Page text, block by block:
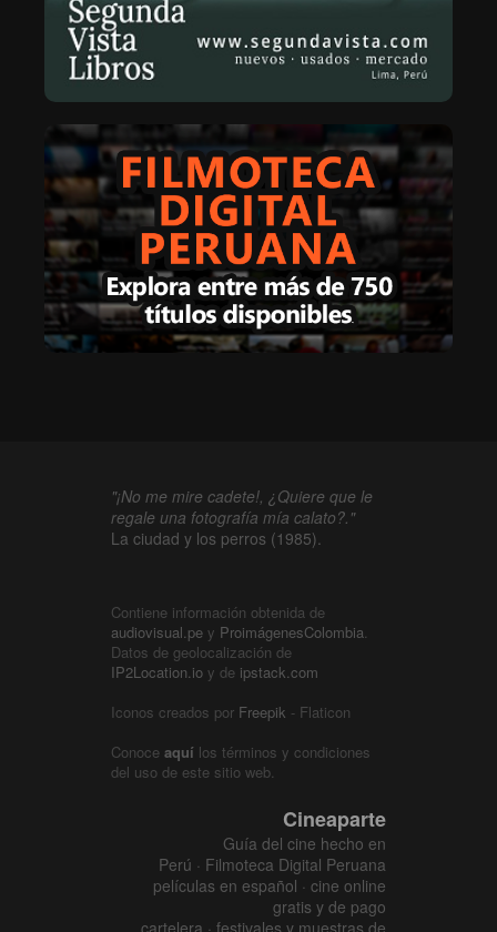
"¡No me mire cadete!, ¿Quiere que le
regale una fotografía mía calato?."
La ciudad y los perros (1985).
Contiene información obtenida de
audiovisual.pe y ProimágenesColombia.
Datos de geolocalización de
IP2Location.io y de ipstack.com
Iconos creados por Freepik - Flaticon
Conoce aquí los términos y condiciones
del uso de este sitio web.
Cineaparte
Guía del cine hecho en
Perú · Filmoteca Digital Peruana
películas en español · cine online
gratis y de pago